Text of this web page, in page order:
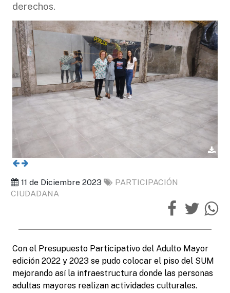
o
n
derechos.
11 de Diciembre 2023
PARTICIPACIÓN
CIUDADANA
Con el Presupuesto Participativo del Adulto Mayor
edición 2022 y 2023 se pudo colocar el piso del SUM
mejorando así la infraestructura donde las personas
adultas mayores realizan actividades culturales.